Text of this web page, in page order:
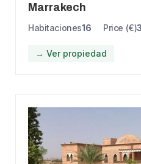
Marrakech
Habitaciones16 Price (€)
→ Ver propiedad